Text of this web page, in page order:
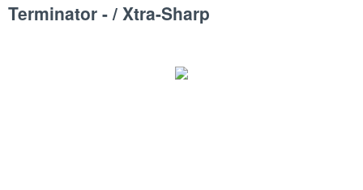
Terminator - / Xtra-Sharp